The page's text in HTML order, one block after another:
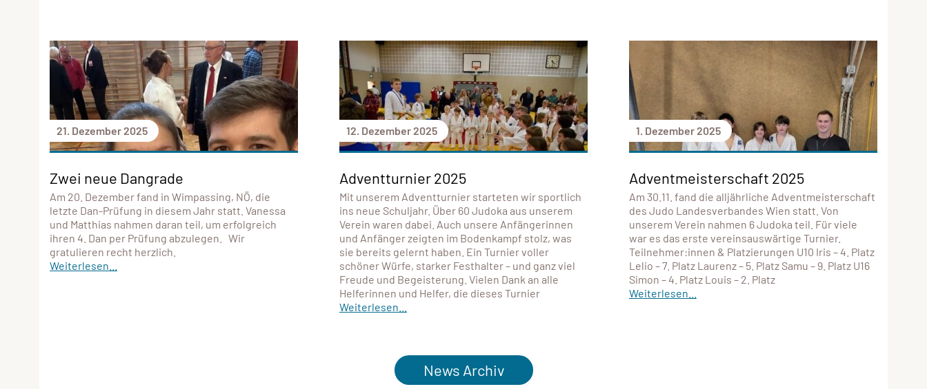
21. Dezember 2025
Zwei neue Dangrade
Am 20. Dezember fand in Wimpassing, NÖ, die
letzte Dan-Prüfung in diesem Jahr statt. Vanessa
und Matthias nahmen daran teil, um erfolgreich
ihren 4. Dan per Prüfung abzulegen. Wir
gratulieren recht herzlich.
Weiterlesen...
12. Dezember 2025
Adventturnier 2025
Mit unserem Adventturnier starteten wir sportlich
ins neue Schuljahr. Über 60 Judoka aus unserem
Verein waren dabei. Auch unsere Anfängerinnen
und Anfänger zeigten im Bodenkampf stolz, was
sie bereits gelernt haben. Ein Turnier voller
schöner Würfe, starker Festhalter – und ganz viel
Freude und Begeisterung. Vielen Dank an alle
Helferinnen und Helfer, die dieses Turnier
Weiterlesen...
1. Dezember 2025
Adventmeisterschaft 2025
Am 30.11. fand die alljährliche Adventmeisterschaft
des Judo Landesverbandes Wien statt. Von
unserem Verein nahmen 6 Judoka teil. Für viele
war es das erste vereinsauswärtige Turnier.
Teilnehmer:innen & Platzierungen U10 Iris – 4. Platz
Lelio – 7. Platz Laurenz – 5. Platz Samu – 9. Platz U16
Simon – 4. Platz Louis – 2. Platz
Weiterlesen...
News Archiv